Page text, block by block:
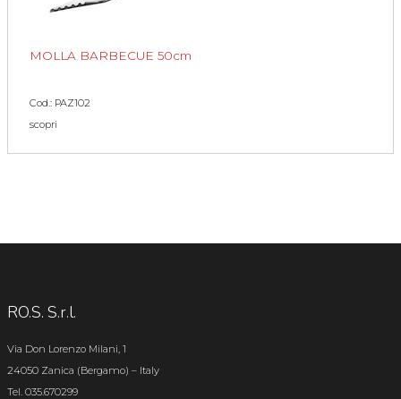
MOLLA BARBECUE 50cm
Cod.: PAZ102
scopri
RO.S. S.r.l.
Via Don Lorenzo Milani, 1
24050 Zanica (Bergamo) – Italy
Tel. 035.670299